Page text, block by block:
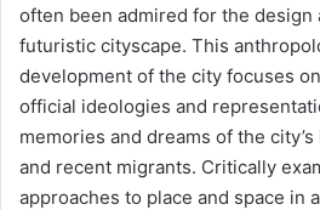
often been admired for the design
futuristic cityscape. This
development of the city focuses
official ideologies and
memories and dreams of the
and recent migrants. Critically
approaches to place and space in